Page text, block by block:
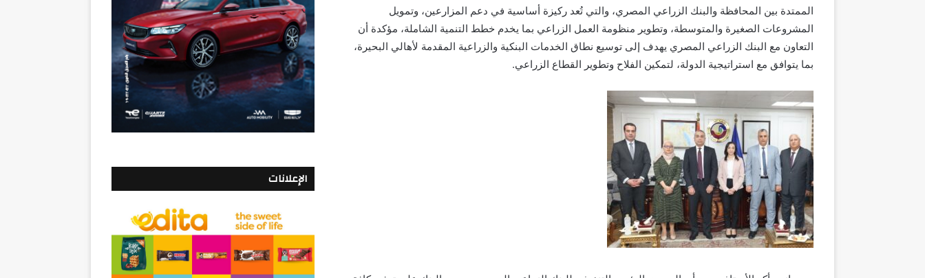
الممتدة بين المحافظة والبنك الزراعي المصري، والتي تُعد ركيزة أساسية في دعم المزارعين، وتمويل
المشروعات الصغيرة والمتوسطة، وتطوير منظومة العمل الزراعي بما يخدم خطط التنمية الشاملة، مؤكدة أن
التعاون مع البنك الزراعي المصري يهدف إلى توسيع نطاق الخدمات البنكية والزراعية المقدمة لأهالي البحيرة،
بما يتوافق مع استراتيجية الدولة، لتمكين الفلاح وتطوير القطاع الزراعي.
الإعلانات